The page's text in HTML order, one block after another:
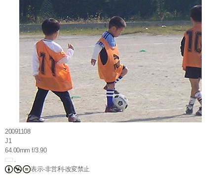
20091108
J1
64.00mm f/3.90
表示-非営利-改変禁止